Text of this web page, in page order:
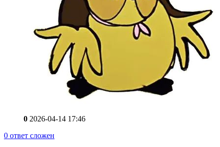
0 2026-04-14 17:46
0 ответ сложен